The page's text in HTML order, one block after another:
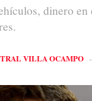
dinero en
VILLA OCAMPO